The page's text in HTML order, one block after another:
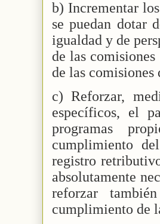
b) Incrementar
se puedan dotar
igualdad y de
de las
de las comisiones
c) Reforzar,
específicos, el
programas
cumplimiento
registro
absolutamente
reforzar
cumplimiento de